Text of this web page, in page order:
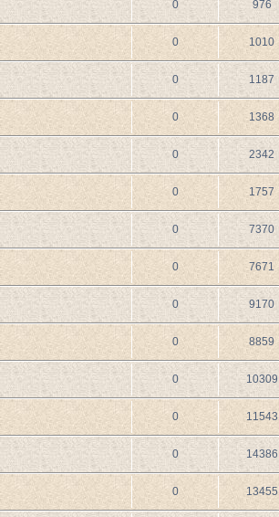
0 976
0 1010
0 1187
0 1368
0 2342
0 1757
0 7370
0 7671
0 9170
0 8859
0 10309
0 11543
0 14386
0 13455